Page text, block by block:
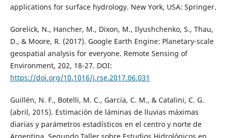
applications for surface hydrology. New York, USA: Springer.
Gorelick, N., Hancher, M., Dixon, M., Ilyushchenko, S., Thau,
D., & Moore, R. (2017). Google Earth Engine: Planetary-scale
geospatial analysis for everyone. Remote Sensing of
Environment, 202, 18-27. DOI:
https://doi.org/10.1016/j.rse.2017.06.031
Guillén, N. F., Botelli, M. C., García, C. M., & Catalini, C. G.
(abril, 2015). Estimación de láminas de lluvias máximas
diarias y parámetros estadísticos en el centro y norte de